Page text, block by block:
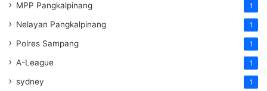
MPP Pangkalpinang 1
Nelayan Pangkalpinang 1
Polres Sampang 1
A-League 1
sydney 1